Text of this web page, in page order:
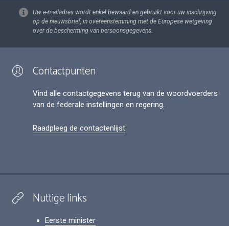
Uw e-mailadres wordt enkel bewaard en gebruikt voor uw inschrijving
op de nieuwsbrief, in overeenstemming met de Europese wetgeving
over de bescherming van persoonsgegevens.
Contactpunten
Vind alle contactgegevens terug van de woordvoerders
van de federale instellingen en regering.
Raadpleeg de contactenlijst
Nuttige links
Eerste minister